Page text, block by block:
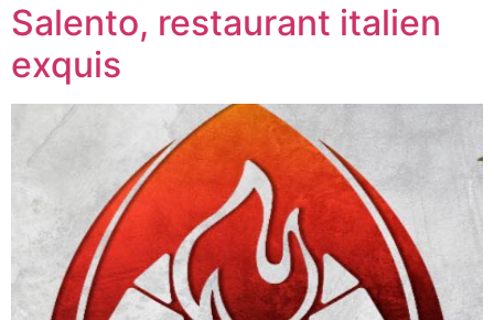
Salento, restaurant italien
exquis